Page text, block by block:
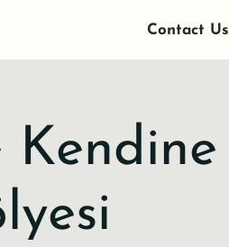
Contact Us